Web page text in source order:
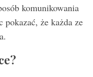
komunikowania
że każda ze